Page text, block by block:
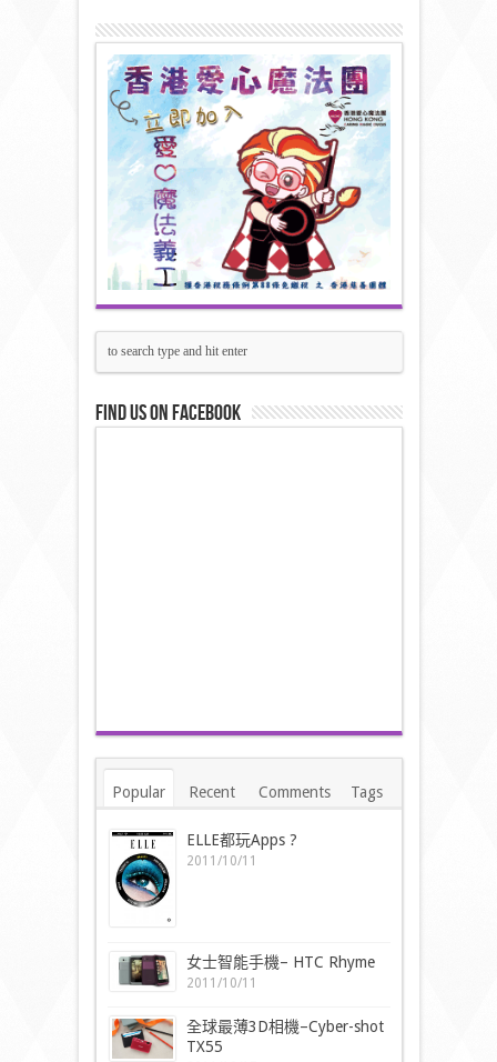
Find us on Facebook
Popular Recent Comments Tags
ELLE都玩Apps ?
2011/10/11
女士智能手機– HTC Rhyme
2011/10/11
全球最薄3D相機–Cyber-shot
TX55